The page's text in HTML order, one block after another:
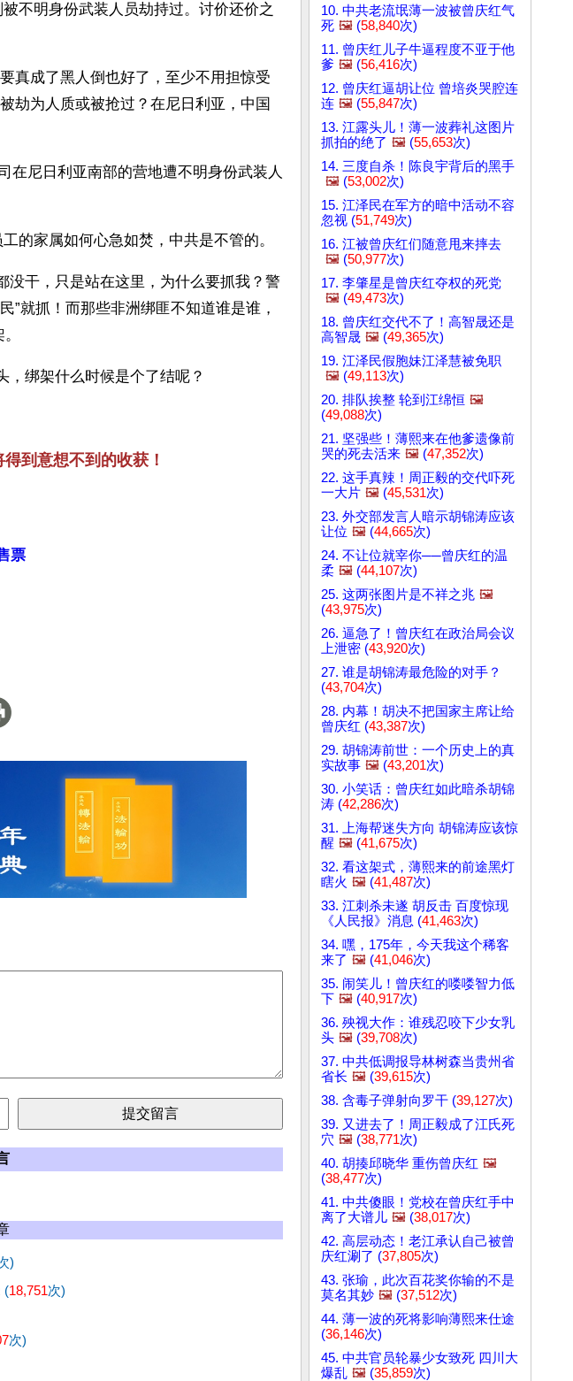
不明身份武装人员劫持过。讨价还价之
真成了黑人倒也好了，至少不用担惊受
劫为人质或被抢过？在尼日利亚，中国
在尼日利亚南部的营地遭不明身份武装人
的家属如何心急如焚，中共是不管的。
没干，只是站在这里，为什么要抓我？警
”就抓！而那些非洲绑匪不知道谁是谁，
，绑架什么时候是个了结呢？
到意想不到的收获！
票
)
(18,751次)
次)
10. 中共老流氓薄一波被曾庆红气
死 🖼️ (58,840次)
11. 曾庆红儿子牛逼程度不亚于他
爹 🖼️ (56,416次)
12. 曾庆红逼胡让位 曾培炎哭腔连
连 🖼️ (55,847次)
13. 江露头儿！薄一波葬礼这图片
抓拍的绝了 🖼️ (55,653次)
14. 三度自杀！陈良宇背后的黑手
🖼️ (53,002次)
15. 江泽民在军方的暗中活动不容
忽视 (51,749次)
16. 江被曾庆红们随意甩来摔去
🖼️ (50,977次)
17. 李肇星是曾庆红夺权的死党
🖼️ (49,473次)
18. 曾庆红交代不了！高智晟还是
高智晟 🖼️ (49,365次)
19. 江泽民假胞妹江泽慧被免职
🖼️ (49,113次)
20. 排队挨整 轮到江绵恒 🖼️
(49,088次)
21. 坚强些！薄熙来在他爹遗像前
哭的死去活来 🖼️ (47,352次)
22. 这手真辣！周正毅的交代吓死
一大片 🖼️ (45,531次)
23. 外交部发言人暗示胡锦涛应该
让位 🖼️ (44,665次)
24. 不让位就宰你──曾庆红的温
柔 🖼️ (44,107次)
25. 这两张图片是不祥之兆 🖼️
(43,975次)
26. 逼急了！曾庆红在政治局会议
上泄密 (43,920次)
27. 谁是胡锦涛最危险的对手？
(43,704次)
28. 内幕！胡决不把国家主席让给
曾庆红 (43,387次)
29. 胡锦涛前世：一个历史上的真
实故事 🖼️ (43,201次)
30. 小笑话：曾庆红如此暗杀胡锦
涛 (42,286次)
31. 上海帮迷失方向 胡锦涛应该惊
醒 🖼️ (41,675次)
32. 看这架式，薄熙来的前途黑灯
瞎火 🖼️ (41,487次)
33. 江刺杀未遂 胡反击 百度惊现
《人民报》消息 (41,463次)
34. 嘿，175年，今天我这个稀客
来了 🖼️ (41,046次)
35. 闹笑儿！曾庆红的喽喽智力低
下 🖼️ (40,917次)
36. 殃视大作：谁残忍咬下少女乳
头 🖼️ (39,708次)
37. 中共低调报导林树森当贵州省
省长 🖼️ (39,615次)
38. 含毒子弹射向罗干 (39,127次)
39. 又进去了！周正毅成了江氏死
穴 🖼️ (38,771次)
40. 胡揍邱晓华 重伤曾庆红 🖼️
(38,477次)
41. 中共傻眼！党校在曾庆红手中
离了大谱儿 🖼️ (38,017次)
42. 高层动态！老江承认自己被曾
庆红涮了 (37,805次)
43. 张瑜，此次百花奖你输的不是
莫名其妙 🖼️ (37,512次)
44. 薄一波的死将影响薄熙来仕途
(36,146次)
45. 中共官员轮暴少女致死 四川大
爆乱 🖼️ (35,859次)